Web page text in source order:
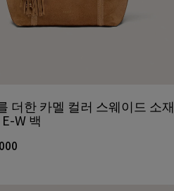
더한 카멜 컬러 스웨이드 소재
W 백